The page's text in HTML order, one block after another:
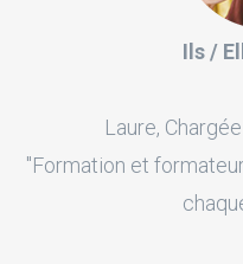
Ils /
Laure,
"Formation et